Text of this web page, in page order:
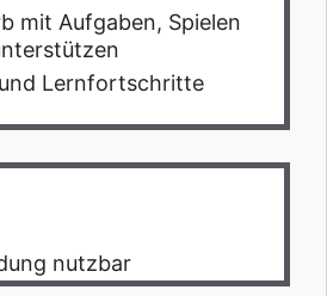
mit Aufgaben, Spielen
Lernfortschritte
nutzbar